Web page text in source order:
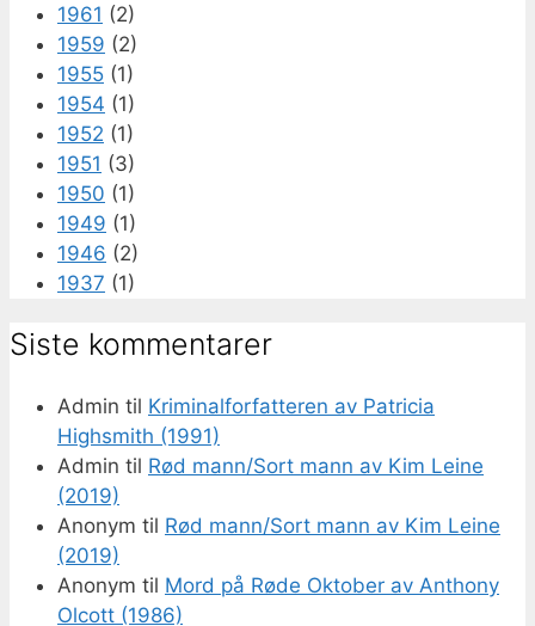
1961 (2)
1959 (2)
1955 (1)
1954 (1)
1952 (1)
1951 (3)
1950 (1)
1949 (1)
1946 (2)
1937 (1)
Siste kommentarer
Admin til Kriminalforfatteren av Patricia
Highsmith (1991)
Admin til Rød mann/Sort mann av Kim Leine
(2019)
Anonym til Rød mann/Sort mann av Kim Leine
(2019)
Anonym til Mord på Røde Oktober av Anthony
Olcott (1986)